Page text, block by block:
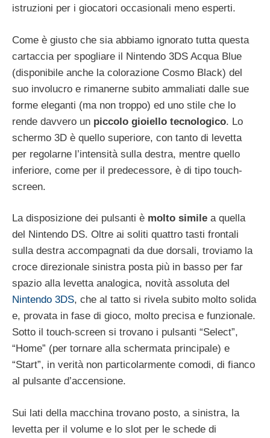
istruzioni per i giocatori occasionali meno esperti.
Come è giusto che sia abbiamo ignorato tutta questa
cartaccia per spogliare il Nintendo 3DS Acqua Blue
(disponibile anche la colorazione Cosmo Black) del
suo involucro e rimanerne subito ammaliati dalle sue
forme eleganti (ma non troppo) ed uno stile che lo
rende davvero un piccolo gioiello tecnologico. Lo
schermo 3D è quello superiore, con tanto di levetta
per regolarne l’intensità sulla destra, mentre quello
inferiore, come per il predecessore, è di tipo touch-
screen.
La disposizione dei pulsanti è molto simile a quella
del Nintendo DS. Oltre ai soliti quattro tasti frontali
sulla destra accompagnati da due dorsali, troviamo la
croce direzionale sinistra posta più in basso per far
spazio alla levetta analogica, novità assoluta del
Nintendo 3DS, che al tatto si rivela subito molto solida
e, provata in fase di gioco, molto precisa e funzionale.
Sotto il touch-screen si trovano i pulsanti “Select”,
“Home” (per tornare alla schermata principale) e
“Start”, in verità non particolarmente comodi, di fianco
al pulsante d’accensione.
Sui lati della macchina trovano posto, a sinistra, la
levetta per il volume e lo slot per le schede di